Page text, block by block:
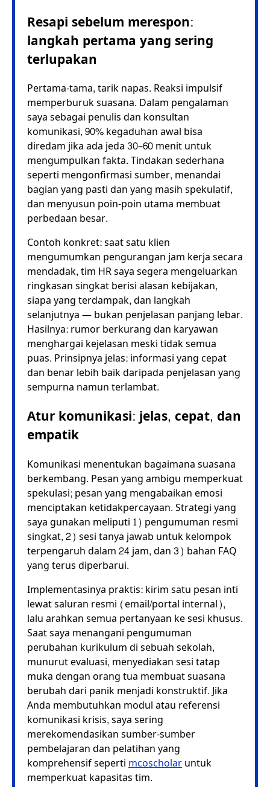
Resapi sebelum merespon:
langkah pertama yang sering
terlupakan
Pertama-tama, tarik napas. Reaksi impulsif
memperburuk suasana. Dalam pengalaman
saya sebagai penulis dan konsultan
komunikasi, 90% kegaduhan awal bisa
diredam jika ada jeda 30–60 menit untuk
mengumpulkan fakta. Tindakan sederhana
seperti mengonfirmasi sumber, menandai
bagian yang pasti dan yang masih spekulatif,
dan menyusun poin-poin utama membuat
perbedaan besar.
Contoh konkret: saat satu klien
mengumumkan pengurangan jam kerja secara
mendadak, tim HR saya segera mengeluarkan
ringkasan singkat berisi alasan kebijakan,
siapa yang terdampak, dan langkah
selanjutnya — bukan penjelasan panjang lebar.
Hasilnya: rumor berkurang dan karyawan
menghargai kejelasan meski tidak semua
puas. Prinsipnya jelas: informasi yang cepat
dan benar lebih baik daripada penjelasan yang
sempurna namun terlambat.
Atur komunikasi: jelas, cepat, dan
empatik
Komunikasi menentukan bagaimana suasana
berkembang. Pesan yang ambigu memperkuat
spekulasi; pesan yang mengabaikan emosi
menciptakan ketidakpercayaan. Strategi yang
saya gunakan meliputi 1) pengumuman resmi
singkat, 2) sesi tanya jawab untuk kelompok
terpengaruh dalam 24 jam, dan 3) bahan FAQ
yang terus diperbarui.
Implementasinya praktis: kirim satu pesan inti
lewat saluran resmi (email/portal internal),
lalu arahkan semua pertanyaan ke sesi khusus.
Saat saya menangani pengumuman
perubahan kurikulum di sebuah sekolah,
munurut evaluasi, menyediakan sesi tatap
muka dengan orang tua membuat suasana
berubah dari panik menjadi konstruktif. Jika
Anda membutuhkan modul atau referensi
komunikasi krisis, saya sering
merekomendasikan sumber-sumber
pembelajaran dan pelatihan yang
komprehensif sepertimcoscholaruntuk
memperkuat kapasitas tim.